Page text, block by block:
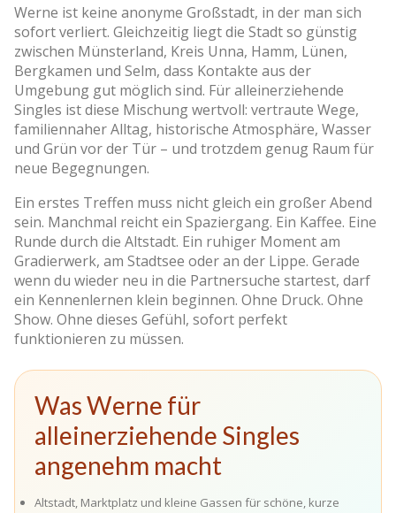
Werne ist keine anonyme Großstadt, in der man sich
sofort verliert. Gleichzeitig liegt die Stadt so günstig
zwischen Münsterland, Kreis Unna, Hamm, Lünen,
Bergkamen und Selm, dass Kontakte aus der
Umgebung gut möglich sind. Für alleinerziehende
Singles ist diese Mischung wertvoll: vertraute Wege,
familiennaher Alltag, historische Atmosphäre, Wasser
und Grün vor der Tür – und trotzdem genug Raum für
neue Begegnungen.
Ein erstes Treffen muss nicht gleich ein großer Abend
sein. Manchmal reicht ein Spaziergang. Ein Kaffee. Eine
Runde durch die Altstadt. Ein ruhiger Moment am
Gradierwerk, am Stadtsee oder an der Lippe. Gerade
wenn du wieder neu in die Partnersuche startest, darf
ein Kennenlernen klein beginnen. Ohne Druck. Ohne
Show. Ohne dieses Gefühl, sofort perfekt
funktionieren zu müssen.
Was Werne für
alleinerziehende Singles
angenehm macht
Altstadt, Marktplatz und kleine Gassen für schöne, kurze